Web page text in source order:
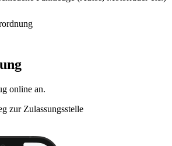
online an.
zur Zulassungsstelle